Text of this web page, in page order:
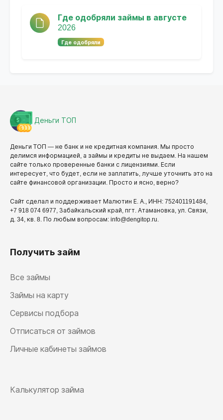
Где одобряли займы в августе
2026
Где одобряли
Деньги ТОП
Деньги ТОП — не банк и не кредитная компания. Мы просто
делимся информацией, а займы и кредиты не выдаем. На нашем
сайте только проверенные банки с лицензиями. Если
интересует, что будет, если не заплатить, лучше уточнить это на
сайте финансовой организации. Просто и ясно, верно?
Сайт сделал и поддерживает Малютин Е. А., ИНН: 752401191484,
+7 918 074 6977, Забайкальский край, пгт. Атамановка, ул. Связи,
д. 34, кв. 8. По любым вопросам: info@dengitop.ru.
Получить займ
Все займы
Займы на карту
Сервисы подбора
Отписаться от займов
Личные кабинеты займов
Калькулятор займа